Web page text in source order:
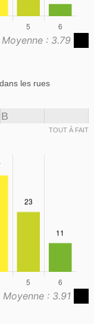
Moyenne : 3.79
les rues
B
TOUT À FAIT
Moyenne : 3.91